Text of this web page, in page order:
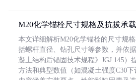
M20化学锚栓尺寸规格及抗拔承
本文详细解析M20化学锚栓的尺寸规
括螺杆直径、钻孔尺寸等参数，并依
凝土结构后锚固技术规程》JGJ 145）
方法和典型数值（如混凝土强度C30下